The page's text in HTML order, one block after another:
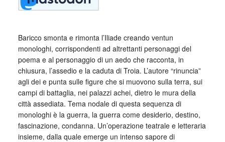
Baricco smonta e rimonta l’Iliade creando ventun
monologhi, corrispondenti ad altrettanti personaggi del
poema e al personaggio di un aedo che racconta, in
chiusura, l’assedio e la caduta di Troia. L’autore “rinuncia”
agli dei e punta sulle figure che si muovono sulla terra, sui
campi di battaglia, nei palazzi achei, dietro le mura della
città assediata. Tema nodale di questa sequenza di
monologhi è la guerra, la guerra come desiderio, destino,
fascinazione, condanna. Un’operazione teatrale e letteraria
insieme, dalla quale emerge un intenso sapore di